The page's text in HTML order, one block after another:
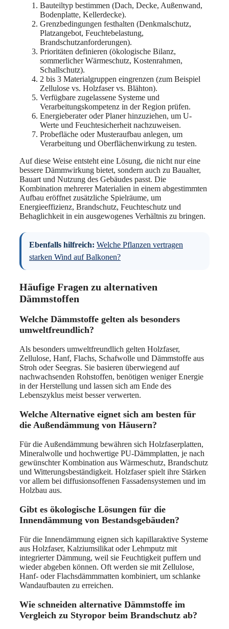
Bauteiltyp bestimmen (Dach, Decke, Außenwand,
Bodenplatte, Kellerdecke).
Grenzbedingungen festhalten (Denkmalschutz,
Platzangebot, Feuchtebelastung,
Brandschutzanforderungen).
Prioritäten definieren (ökologische Bilanz,
sommerlicher Wärmeschutz, Kostenrahmen,
Schallschutz).
2 bis 3 Materialgruppen eingrenzen (zum Beispiel
Zellulose vs. Holzfaser vs. Blähton).
Verfügbare zugelassene Systeme und
Verarbeitungskompetenz in der Region prüfen.
Energieberater oder Planer hinzuziehen, um U-
Werte und Feuchtesicherheit nachzuweisen.
Probefläche oder Musteraufbau anlegen, um
Verarbeitung und Oberflächenwirkung zu testen.
Auf diese Weise entsteht eine Lösung, die nicht nur eine
bessere Dämmwirkung bietet, sondern auch zu Baualter,
Bauart und Nutzung des Gebäudes passt. Die
Kombination mehrerer Materialien in einem abgestimmten
Aufbau eröffnet zusätzliche Spielräume, um
Energieeffizienz, Brandschutz, Feuchteschutz und
Behaglichkeit in ein ausgewogenes Verhältnis zu bringen.
Ebenfalls hilfreich: Welche Pflanzen vertragen
starken Wind auf Balkonen?
Häufige Fragen zu alternativen
Dämmstoffen
Welche Dämmstoffe gelten als besonders
umweltfreundlich?
Als besonders umweltfreundlich gelten Holzfaser,
Zellulose, Hanf, Flachs, Schafwolle und Dämmstoffe aus
Stroh oder Seegras. Sie basieren überwiegend auf
nachwachsenden Rohstoffen, benötigen weniger Energie
in der Herstellung und lassen sich am Ende des
Lebenszyklus meist besser verwerten.
Welche Alternative eignet sich am besten für
die Außendämmung von Häusern?
Für die Außendämmung bewähren sich Holzfaserplatten,
Mineralwolle und hochwertige PU-Dämmplatten, je nach
gewünschter Kombination aus Wärmeschutz, Brandschutz
und Witterungsbeständigkeit. Holzfaser spielt ihre Stärken
vor allem bei diffusionsoffenen Fassadensystemen und im
Holzbau aus.
Gibt es ökologische Lösungen für die
Innendämmung von Bestandsgebäuden?
Für die Innendämmung eignen sich kapillaraktive Systeme
aus Holzfaser, Kalziumsilikat oder Lehmputz mit
integrierter Dämmung, weil sie Feuchtigkeit puffern und
wieder abgeben können. Oft werden sie mit Zellulose,
Hanf- oder Flachsdämmmatten kombiniert, um schlanke
Wandaufbauten zu erreichen.
Wie schneiden alternative Dämmstoffe im
Vergleich zu Styropor beim Brandschutz ab?